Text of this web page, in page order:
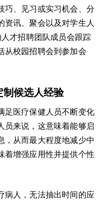
巧、见习或实习机会、分
资讯、聚会以及对学生人
才招聘团队成员会跟踪
从校园招聘会到参加会
制候选人经验
足医疗保健人员不断变化
员来说，这意味着能够启
，从而最大程度地减少中
着增强应用性并提供个性
病人，无法抽出时间的应